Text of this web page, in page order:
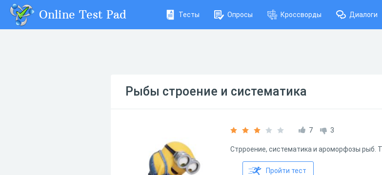
Online Test Pad Тесты Опросы Кроссворды Диалоги
Рыбы строение и систематика
7 3
Стрроение, систематика и ароморфозы рыб.
Пройти тест